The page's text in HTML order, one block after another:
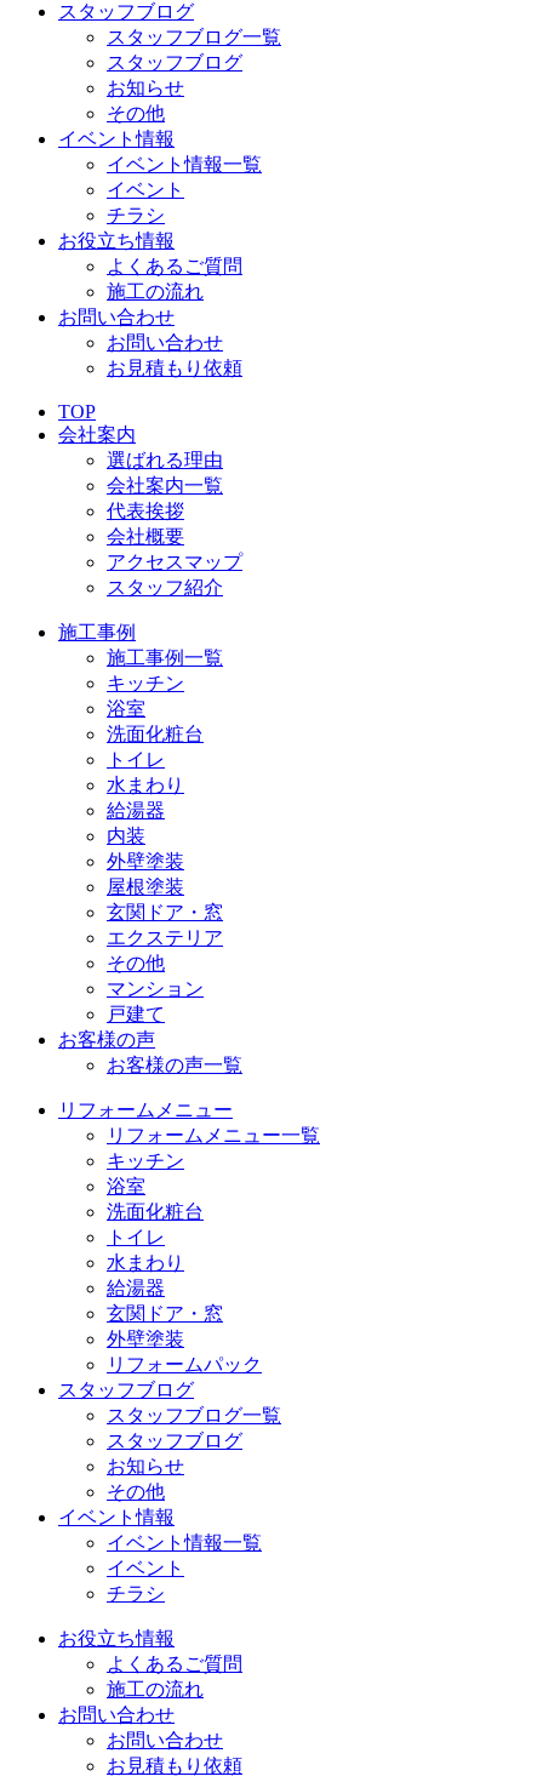
スタッフブログ
スタッフブログ一覧
スタッフブログ
お知らせ
その他
イベント情報
イベント情報一覧
イベント
チラシ
お役立ち情報
よくあるご質問
施工の流れ
お問い合わせ
お問い合わせ
お見積もり依頼
TOP
会社案内
選ばれる理由
会社案内一覧
代表挨拶
会社概要
アクセスマップ
スタッフ紹介
施工事例
施工事例一覧
キッチン
浴室
洗面化粧台
トイレ
水まわり
給湯器
内装
外壁塗装
屋根塗装
玄関ドア・窓
エクステリア
その他
マンション
戸建て
お客様の声
お客様の声一覧
リフォームメニュー
リフォームメニュー一覧
キッチン
浴室
洗面化粧台
トイレ
水まわり
給湯器
玄関ドア・窓
外壁塗装
リフォームパック
スタッフブログ
スタッフブログ一覧
スタッフブログ
お知らせ
その他
イベント情報
イベント情報一覧
イベント
チラシ
お役立ち情報
よくあるご質問
施工の流れ
お問い合わせ
お問い合わせ
お見積もり依頼